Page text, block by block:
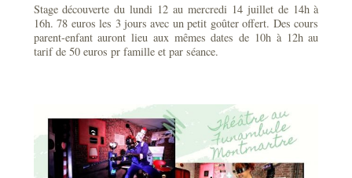
Stage découverte du lundi 12 au mercredi 14 juillet de 14h à
16h. 78 euros les 3 jours avec un petit goûter offert. Des cours
parent-enfant auront lieu aux mêmes dates de 10h à 12h au
tarif de 50 euros pr famille et par séance.